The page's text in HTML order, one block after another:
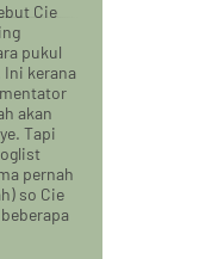
Cie
pukul
Ini kerana
akan
Tapi
pernah
so Cie